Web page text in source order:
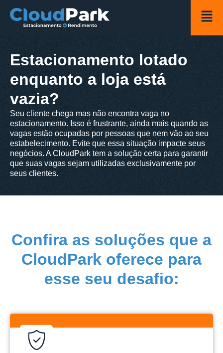
Estacionamento lotado
enquanto a loja está
vazia?
Seu cliente chega mas não encontra vaga no
estacionamento. Isso é frustrante, ainda mais quando as
vagas estão ocupadas por pessoas que nem vão ao seu
estabelecimento. Evite que essa situação impacte seus
negócios. A CloudPark tem a solução certa para garantir
que suas vagas sejam utilizadas exclusivamente por
seus clientes.
Confira as soluções que a
CloudPark oferece para
esse seu desafio: